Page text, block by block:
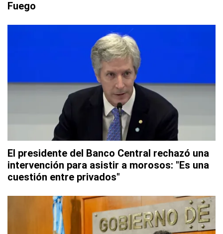
Fuego
El presidente del Banco Central rechazó una
intervención para asistir a morosos: "Es una
cuestión entre privados"